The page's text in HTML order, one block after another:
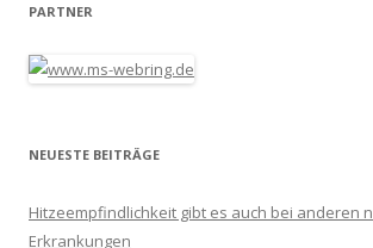
PARTNER
NEUESTE BEITRÄGE
Hitzeempfindlichkeit gibt es auch bei anderen
Erkrankungen